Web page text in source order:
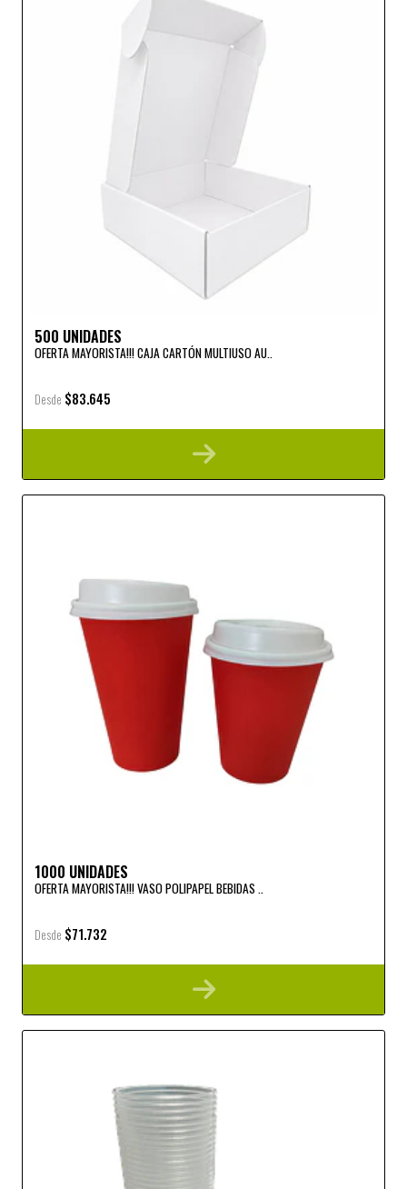
500 UNIDADES
OFERTA MAYORISTA!!! CAJA CARTÓN MULTIUSO AU..
Desde $83.645
1000 UNIDADES
OFERTA MAYORISTA!!! VASO POLIPAPEL BEBIDAS ..
Desde $71.732